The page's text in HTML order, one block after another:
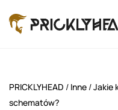
PRICKLYHEAD / Inne /Jakie
schematów?